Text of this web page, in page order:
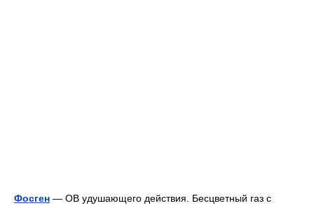
Фосген — ОВ удушающего действия. Бесцветный газ с